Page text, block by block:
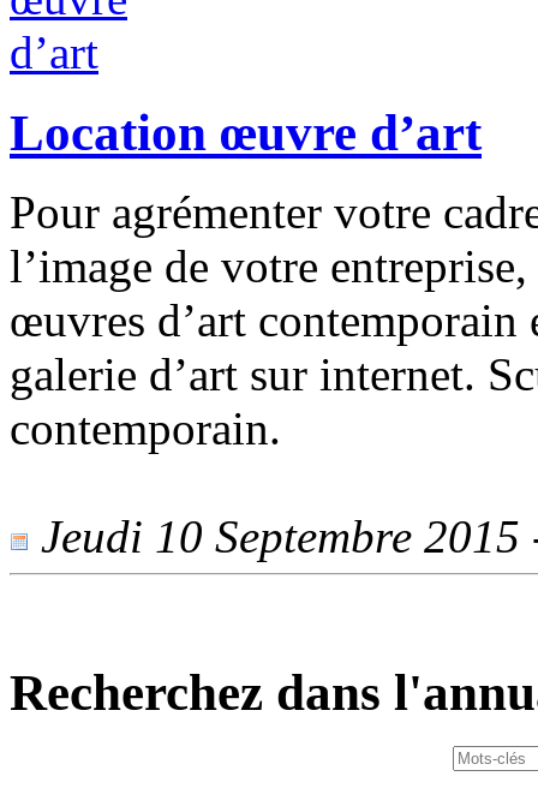
Location œuvre d’art
Pour agrémenter votre
l’image de votre
œuvres d’art contemporain
galerie d’art sur internet.
contemporain.
Jeudi 10 Septembre
Recherchez dans